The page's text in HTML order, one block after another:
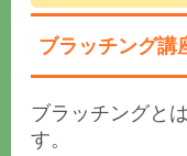
ブラッチング講
ブラッチングと
す。